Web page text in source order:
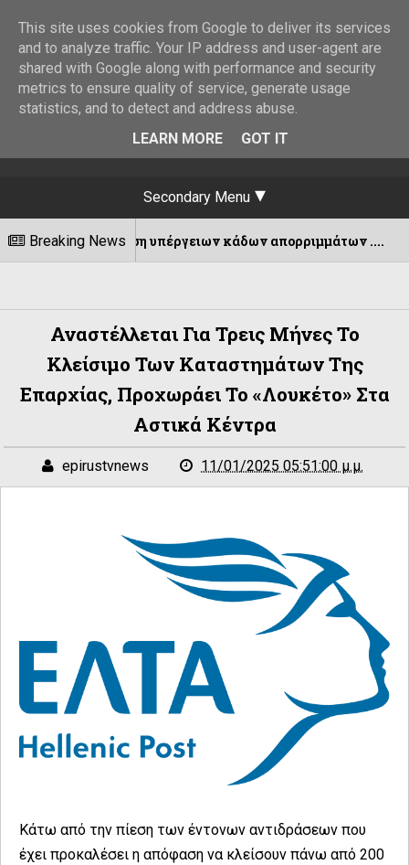
Secondary Menu
Breaking News
υπέργειων κάδων απορριμμάτων .... 07/
Αναστέλλεται Για Τρεις Μήνες Το
Κλείσιμο Των Καταστημάτων Της
Επαρχίας, Προχωράει Το «λουκέτο» Στα
Αστικά Κέντρα
epirustvnews 11/01/2025 05:51:00 μ.μ.
Κάτω από την πίεση των έντονων αντιδράσεων που
έχει προκαλέσει η απόφαση να κλείσουν πάνω από 200
This site uses cookies from Google to deliver its services
and to analyze traffic. Your IP address and user-agent are
shared with Google along with performance and security
metrics to ensure quality of service, generate usage
statistics, and to detect and address abuse.
LEARN MORE
GOT IT